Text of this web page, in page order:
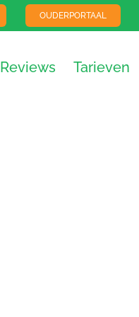
OUDERPORTAAL
Reviews Tarieven